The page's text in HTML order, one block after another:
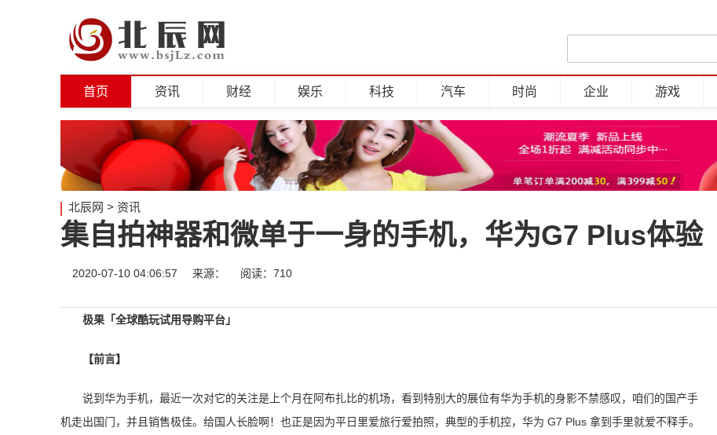
首页 资讯 财经 娱乐 科技 汽车 时尚 企业 游戏
北辰网 > 资讯
集自拍神器和微单于一身的手机，华为G7 Plus体验
2020-07-10 04:06:57 来源： 阅读：710
极果「全球酷玩试用导购平台」
【前言】
说到华为手机，最近一次对它的关注是上个月在阿布扎比的机场，看到特别大的展位有华为手机的身影不禁感叹，咱们的国产手
机走出国门，并且销售极佳。给国人长脸啊！也正是因为平日里爱旅行爱拍照，典型的手机控，华为 G7 Plus 拿到手里就爱不释手。